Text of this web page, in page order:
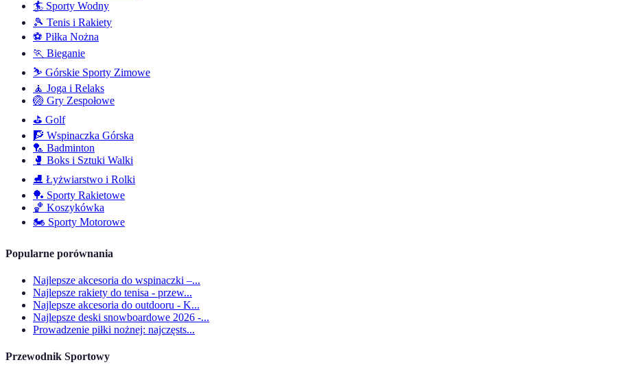
🏄 Sporty Wodny
🎾 Tenis i Rakiety
⚽ Piłka Nożna
🏃 Bieganie
⛷️ Górskie Sporty Zimowe
🧘 Joga i Relaks
🏐 Gry Zespołowe
⛳ Golf
🧗 Wspinaczka Górska
🏸 Badminton
🥊 Boks i Sztuki Walki
⛸️ Łyżwiarstwo i Rolki
🏓 Sporty Rakietowe
🏀 Koszykówka
🏍️ Sporty Motorowe
Popularne porównania
Najlepsze akcesoria do wspinaczki –...
Najlepsze rakiety do tenisa - przew...
Najlepsze akcesoria do outdooru - K...
Najlepsze deski snowboardowe 2026 -...
Prowadzenie piłki nożnej: najczęsts...
Przewodnik Sportowy